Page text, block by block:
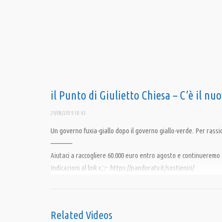
il Punto di Giulietto Chiesa – C’è il
29/08/2019 18:43
Un governo fuxia-giallo dopo il governo giallo-verde. Per
————
Aiutaci a raccogliere 60.000 euro entro agosto e
Indicazioni al link 👉 :https://pandoratv.it/sostienici/
SOSTIENICI perché la libertà non è gratis.
Related Videos